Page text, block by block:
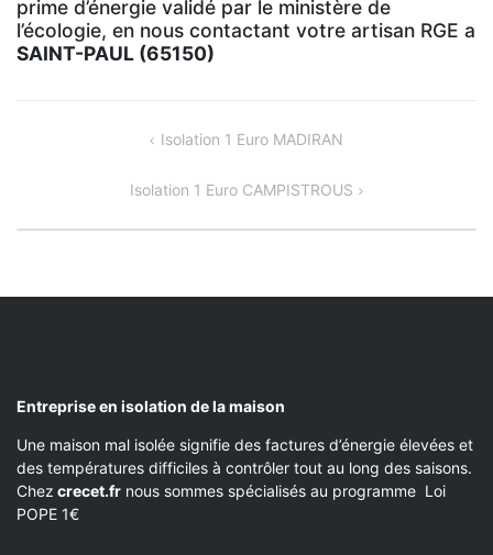
prime d’énergie validé par le ministère de
l’écologie, en nous contactant votre artisan RGE a
SAINT-PAUL (65150)
Isolation 1 Euro MADIRAN
Isolation 1 Euro CAMPISTROUS
Entreprise en isolation de la maison
Une maison mal isolée signifie des factures d’énergie élevées et
des températures difficiles à contrôler tout au long des saisons.
Chez crecet.fr nous sommes spécialisés au programme Loi
POPE 1€